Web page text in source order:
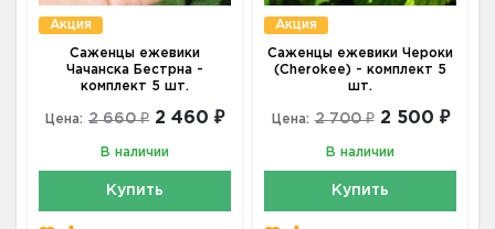
Акция
Саженцы ежевики
Чачанска Бестрна -
комплект 5 шт.
Цена: 2 660 ₽ 2 460 ₽
В наличии
Купить
Акция
Саженцы ежевики Чероки
(Cherokee) - комплект 5
шт.
Цена: 2 700 ₽ 2 500 ₽
В наличии
Купить